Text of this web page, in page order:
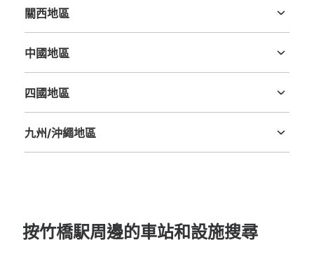
關西地區
中國地區
四國地區
九州/沖繩地區
按竹橋駅周邊的車站和設施搜尋